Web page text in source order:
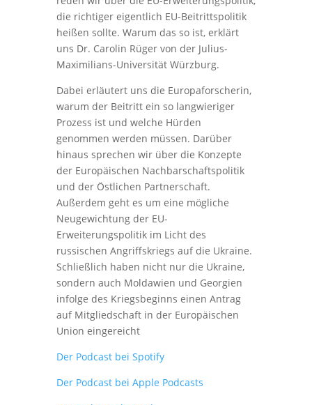
die richtiger eigentlich EU-Beitrittspolitik
heißen sollte. Warum das so ist, erklärt
uns Dr. Carolin Rüger von der Julius-
Maximilians-Universität Würzburg.
Dabei erläutert uns die Europaforscherin,
warum der Beitritt ein so langwieriger
Prozess ist und welche Hürden
genommen werden müssen. Darüber
hinaus sprechen wir über die Konzepte
der Europäischen Nachbarschaftspolitik
und der Östlichen Partnerschaft.
Außerdem geht es um eine mögliche
Neugewichtung der EU-
Erweiterungspolitik im Licht des
russischen Angriffskriegs auf die Ukraine.
Schließlich haben nicht nur die Ukraine,
sondern auch Moldawien und Georgien
infolge des Kriegsbeginns einen Antrag
auf Mitgliedschaft in der Europäischen
Union eingereicht
Der Podcast bei Spotify
Der Podcast bei Apple Podcasts